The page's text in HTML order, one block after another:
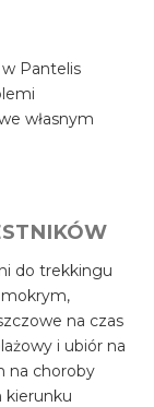
Pantelis
własnym
do trekkingu
na czas
i ubiór na
na choroby
kierunku